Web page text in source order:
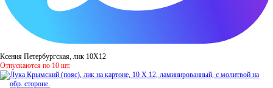
Ксения Петербургская, лик 10Х12
Отпускаются по 10 шт.